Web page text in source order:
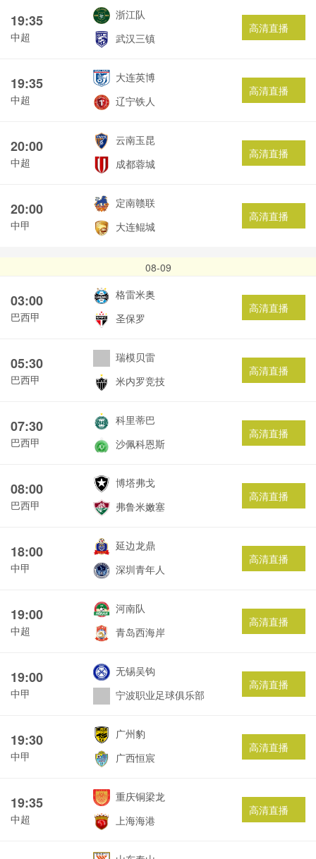
19:35
中超
浙江队
武汉三镇
高清直播
19:35
中超
大连英博
辽宁铁人
高清直播
20:00
中超
云南玉昆
成都蓉城
高清直播
20:00
中甲
定南赣联
大连鲲城
高清直播
08-09
03:00
巴西甲
格雷米奥
圣保罗
高清直播
05:30
巴西甲
瑞模贝雷
米内罗竞技
高清直播
07:30
巴西甲
科里蒂巴
沙佩科恩斯
高清直播
08:00
巴西甲
博塔弗戈
弗鲁米嫩塞
高清直播
18:00
中甲
延边龙鼎
深圳青年人
高清直播
19:00
中超
河南队
青岛西海岸
高清直播
19:00
中甲
无锡吴钩
宁波职业足球俱乐部
高清直播
19:30
中甲
广州豹
广西恒宸
高清直播
19:35
中超
重庆铜梁龙
上海海港
高清直播